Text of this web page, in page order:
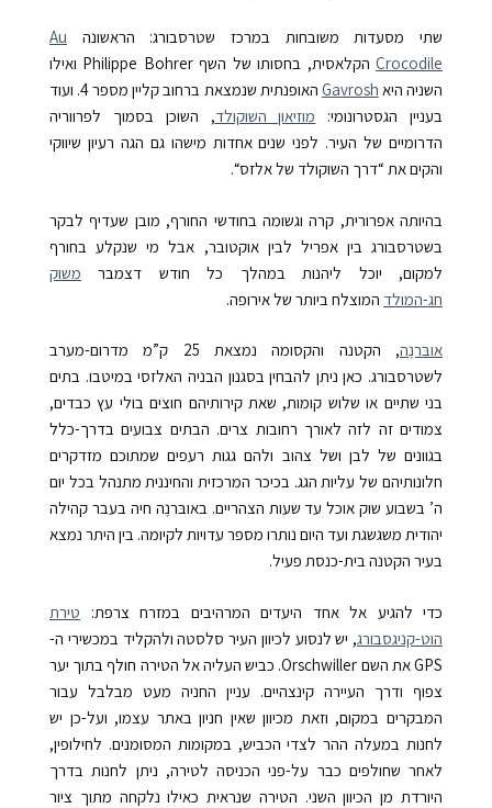
שתי מסעדות משובחות במרכז שטרסבורג: הראשונה Au
Crocodile
הקלאסית, בחסותו של השף Philippe Bohrer ואילו
השניה היא Gavrosh האופנתית שנמצאת ברחוב קליין מספר 4.
ועוד
בעניין הגסטרונומי: מוזיאון השוקולד, השוכן בסמוך לפרווריה
הדרומיים של העיר. לפני שנים אחדות מישהו גם הגה רעיון שיווקי
והקים את “דרך השוקולד של אלזס“.
בהיותה אפרורית, קרה וגשומה בחודשי החורף, מובן שעדיף לבקר
בשטרסבורג בין אפריל לבין אוקטובר, אבל מי שנקלע בחורף
למקום, יוכל ליהנות במהלך כל חודש דצמבר משוק
חג-המולד המוצלח ביותר של אירופה.
אובּרנֶה
, הקטנה והקסומה נמצאת 25 ק”מ מדרום-מערב
לשטרסבורג. כאן ניתן להבחין בסגנון הבניה האלזסי במיטבו. בתים
בני שתיים או שלוש קומות, שאת קירותיהם חוצים בולי עץ כבדים,
צמודים זה לזה לאורך רחובות צרים. הבתים צבועים בדרך-כלל
בגוונים של לבן ושל צהוב ולהם גגות רעפים שמתוכם מזדקרים
חלונותיהם של עליות הגג. בכיכר המרכזית והחיננית מתנהל בכל יום
ה’ בשבוע שוק אוכל עד שעות הצהריים. באובּרנֶה חיה בעבר קהילה
יהודית משגשגת ועד היום נותרו מספר עדויות לקיומה. בין היתר נמצא
בעיר הקטנה בית-כנסת פעיל.
כדי להגיע אל אחד היעדים המרהיבים במזרח צרפת: טירת
הוט-קניגסבורג, יש לנסוע לכיוון העיר סלסטה ולהקליד במכשירי ה-
GPS את השם Orschwiller. כביש העליה אל הטירה חולף בתוך יער
צפוף ודרך העיירה קינצהיים. עניין החניה מעט מבלבל עבור
המבקרים במקום, וזאת מכיוון שאין חניון באתר עצמו, ועל-כן יש
לחנות במעלה ההר לצדי הכביש, במקומות המסומנים. לחילופין,
לאחר שחולפים כבר על-פני הכניסה לטירה, ניתן לחנות בדרך
היורדת מן הכיוון השני. הטירה שנראית כאילו נלקחה מתוך ציור